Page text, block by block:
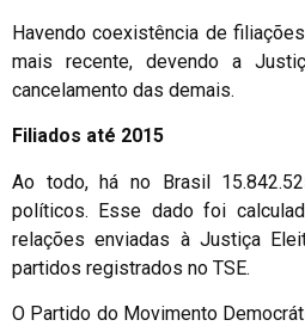
Havendo coexistência de
mais recente, devendo a
cancelamento das demais.
Filiados até 2015
Ao todo, há no Brasil
políticos. Esse dado foi
relações enviadas à Justiça
partidos registrados no TSE.
O Partido do Movimento